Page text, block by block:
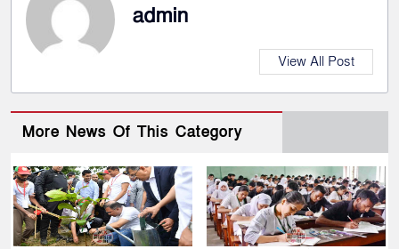
admin
View All Post
More News Of This Category